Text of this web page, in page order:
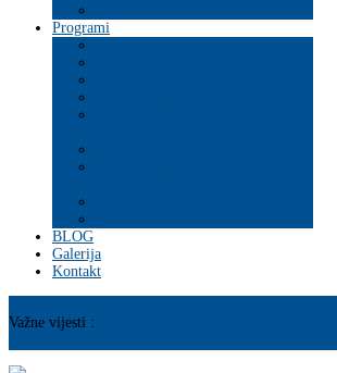
Programi
BLOG
Galerija
Kontakt
Važne vijesti :